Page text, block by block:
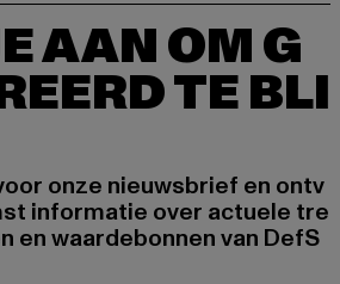
AAN OM G
TE BLI
onze nieuwsbrief en ontv
informatie over actuele tre
en waardebonnen van DefS